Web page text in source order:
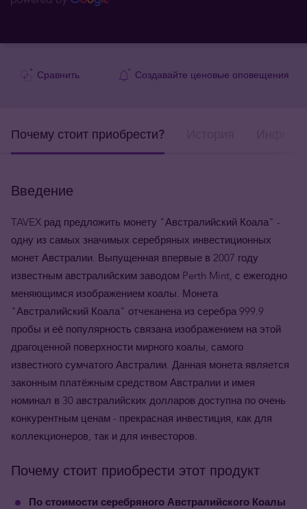
Сравнить Создавайте ценовые оповещения
Почему стоит приобрести?
Введение
TAVEX рад предложить монету "Австралийский Коала" -
одну из самых значимых серебряных инвестиционных
монет Австралии. Выпущенная впервые в 2007 году
известным австралийским заводом Perth Mint, с ежегодно
меняющимся изображением коалы. Монета
"Австралийский Коала" отчеканена из серебра 999.9
пробы и её популярность связана изображением на этой
драгоценной поверхности мирного коалы, самого
известного сумчатого Австралии. Данная монета является
законным платёжным средством Австралии и имея
номинал в 30 австралийских долларов доступна по очень
конкурентным ценам - прекрасная инвестиция, как для
коллекционеров, так и для инвесторов.
Почему стоит приобрести этот продукт
По стоимости серебряного Австралийского Коалы